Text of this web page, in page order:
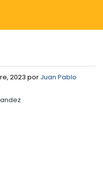
2023 por Juan Pablo